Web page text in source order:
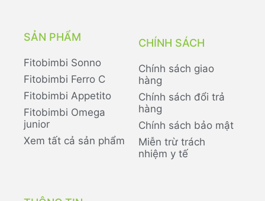
SẢN PHẨM
Fitobimbi Sonno
Fitobimbi Ferro C
Fitobimbi Appetito
Fitobimbi Omega
junior
Xem tất cả sản phẩm
CHÍNH SÁCH
Chính sách giao
hàng
Chính sách đổi trả
hàng
Chính sách bảo mật
Miễn trừ trách
nhiệm y tế